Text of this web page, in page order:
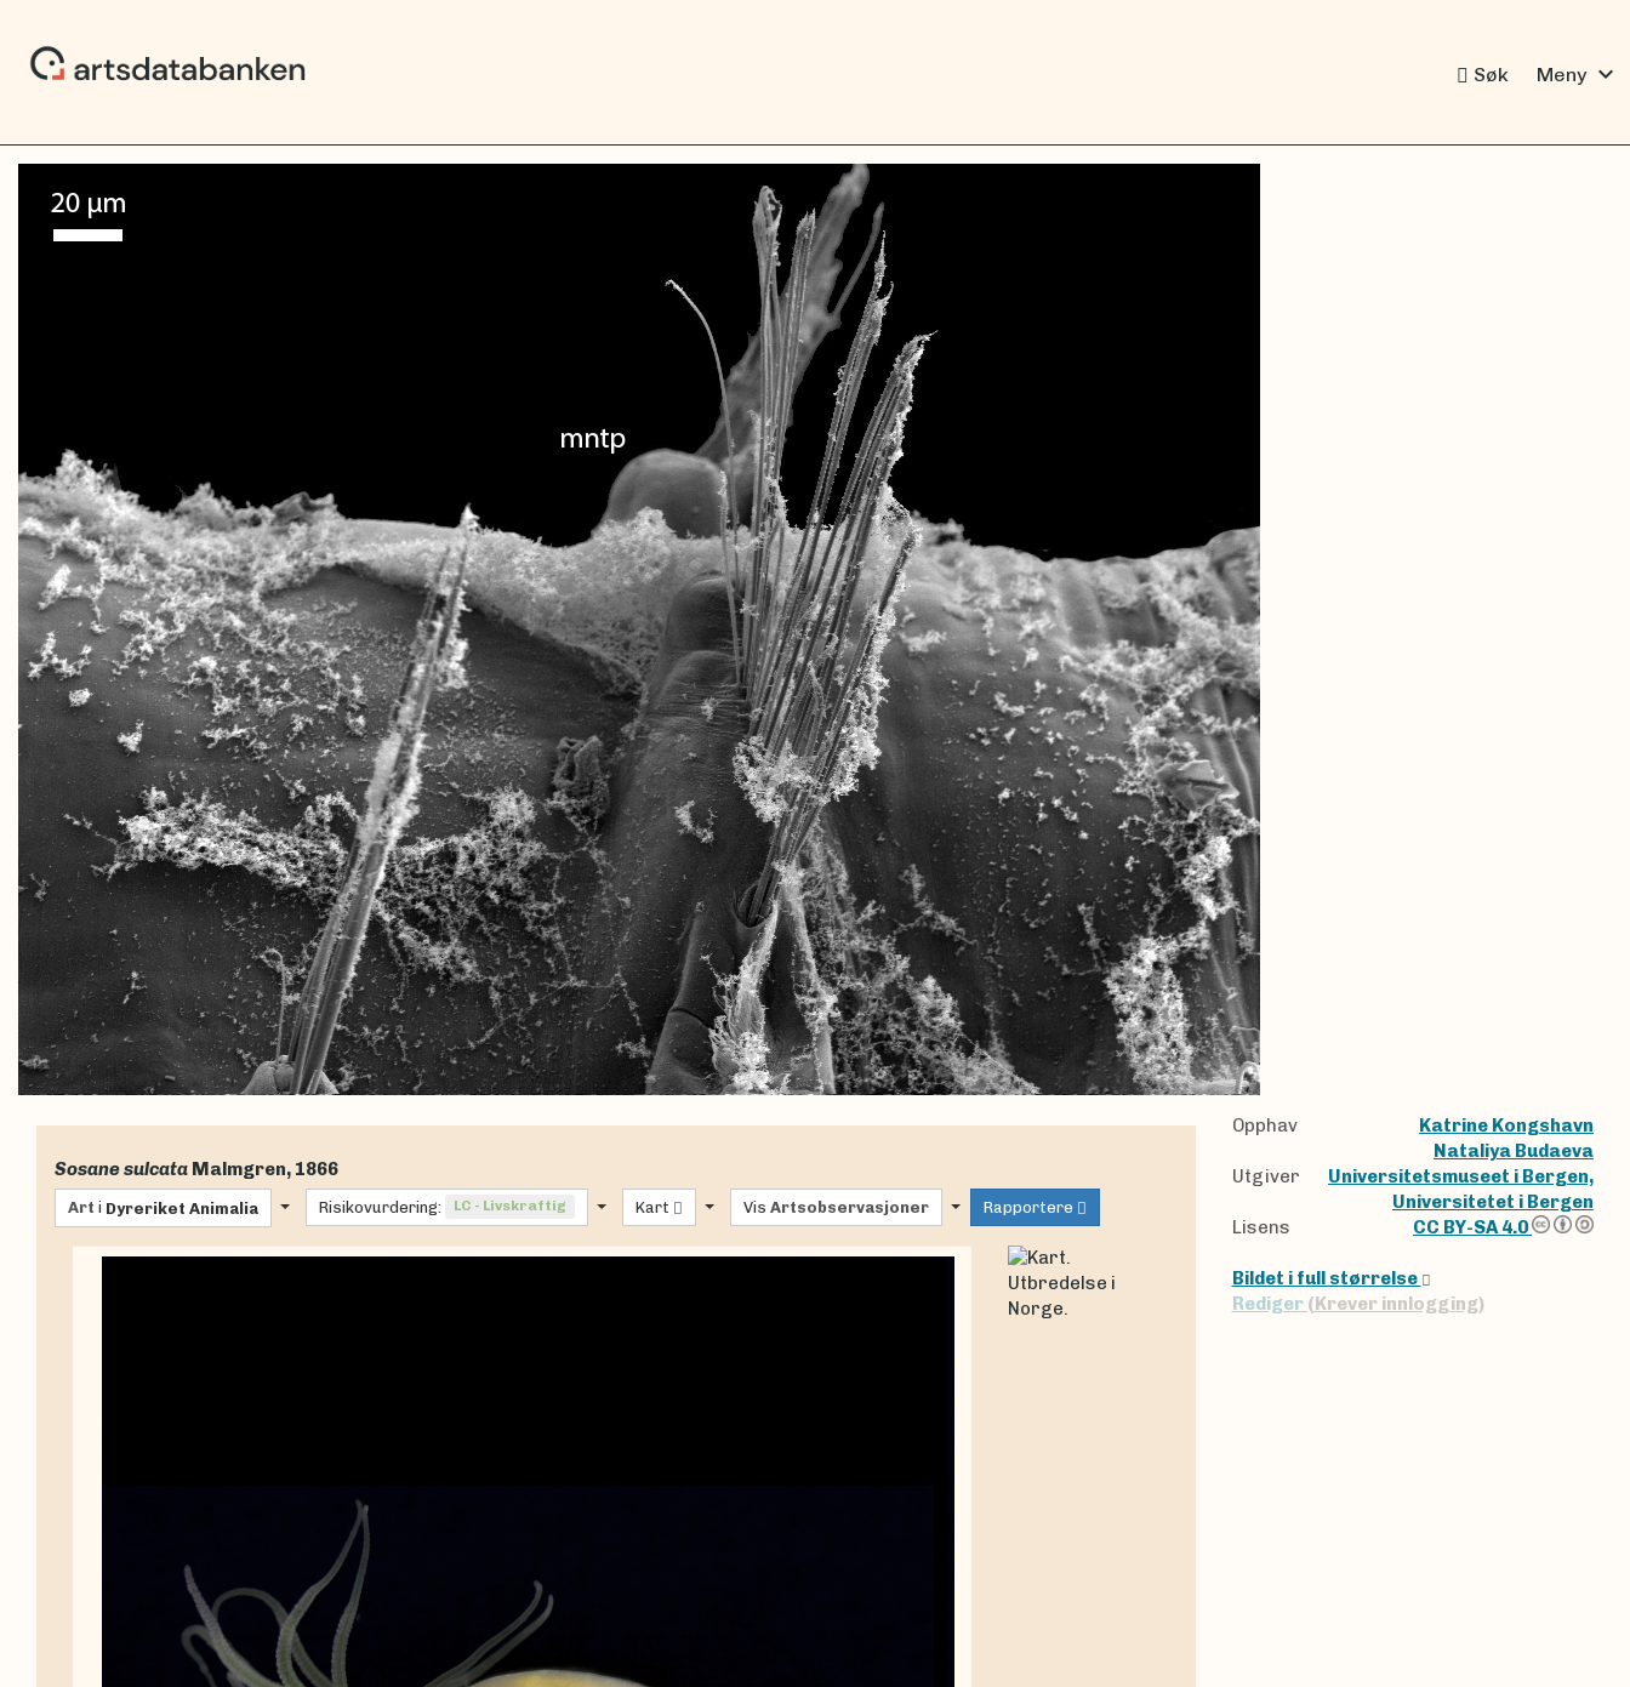
Søk Meny expand_more
Sosane sulcata Malmgren, 1866
Art i Dyreriket Animalia Risikovurdering: LC - Livskraftig Kart VisArtsobservasjoner Rapportere
Opphav
Katrine Kongshavn
Nataliya Budaeva
Utgiver
Universitetsmuseet i Bergen,
Universitetet i Bergen
Lisens
CC BY-SA 4.0
Bildet i full størrelse
Rediger (Krever innlogging)